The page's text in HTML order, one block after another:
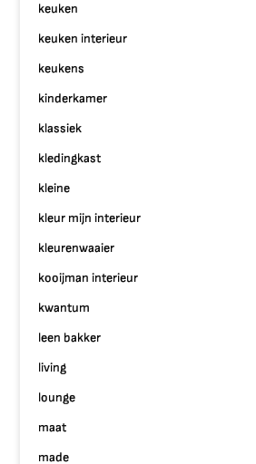
keuken
keuken interieur
keukens
kinderkamer
klassiek
kledingkast
kleine
kleur mijn interieur
kleurenwaaier
kooijman interieur
kwantum
leen bakker
living
lounge
maat
made